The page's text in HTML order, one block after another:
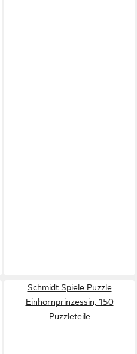
Schmidt Spiele Puzzle
Einhornprinzessin, 150
Puzzleteile